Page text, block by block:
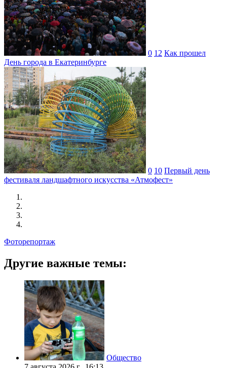
0 12 Как прошел
День города в Екатеринбурге
0 10 Первый день
фестиваля ландшафтного искусства «Атмофест»
Фоторепортаж
Другие важные темы:
Общество